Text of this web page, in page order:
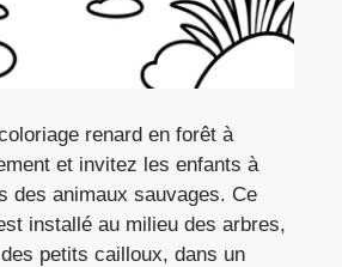
renard en forêt à
et invitez les enfants à
des animaux sauvages. Ce
installé au milieu des arbres,
petits cailloux, dans un